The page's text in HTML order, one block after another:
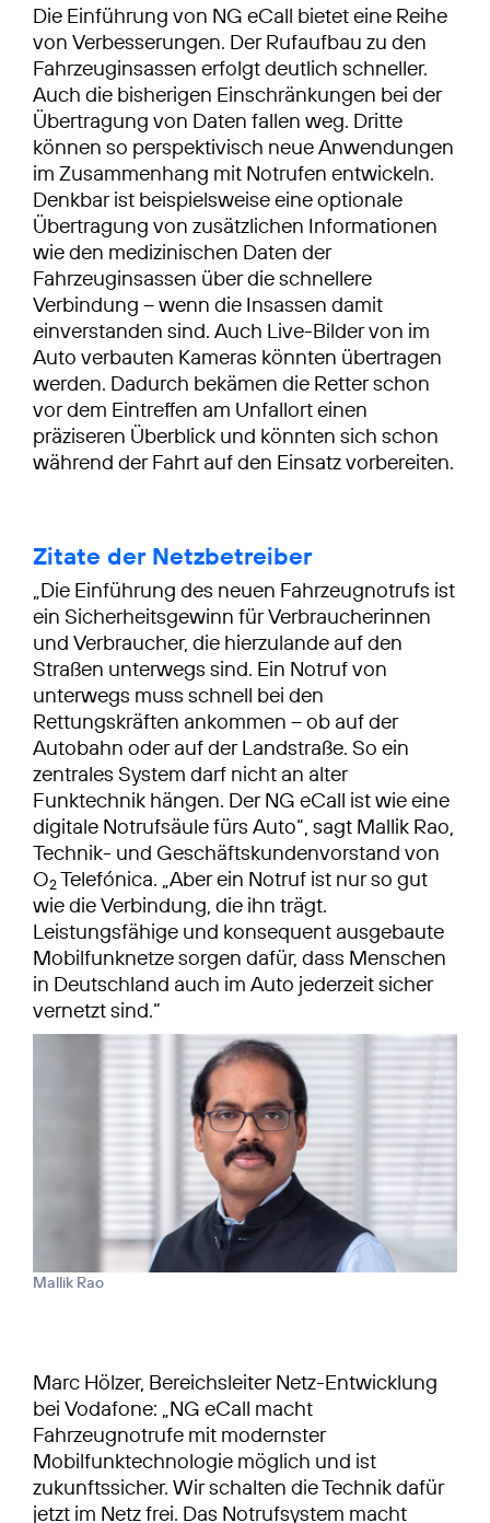
Die Einführung von NG eCall bietet eine Reihe
von Verbesserungen. Der Rufaufbau zu den
Fahrzeuginsassen erfolgt deutlich schneller.
Auch die bisherigen Einschränkungen bei der
Übertragung von Daten fallen weg. Dritte
können so perspektivisch neue Anwendungen
im Zusammenhang mit Notrufen entwickeln.
Denkbar ist beispielsweise eine optionale
Übertragung von zusätzlichen Informationen
wie den medizinischen Daten der
Fahrzeuginsassen über die schnellere
Verbindung – wenn die Insassen damit
einverstanden sind. Auch Live-Bilder von im
Auto verbauten Kameras könnten übertragen
werden. Dadurch bekämen die Retter schon
vor dem Eintreffen am Unfallort einen
präziseren Überblick und könnten sich schon
während der Fahrt auf den Einsatz vorbereiten.
Zitate der Netzbetreiber
„Die Einführung des neuen Fahrzeugnotrufs ist
ein Sicherheitsgewinn für Verbraucherinnen
und Verbraucher, die hierzulande auf den
Straßen unterwegs sind. Ein Notruf von
unterwegs muss schnell bei den
Rettungskräften ankommen – ob auf der
Autobahn oder auf der Landstraße. So ein
zentrales System darf nicht an alter
Funktechnik hängen. Der NG eCall ist wie eine
digitale Notrufsäule fürs Auto“, sagt Mallik Rao,
Technik- und Geschäftskundenvorstand von
O2Telefónica. „Aber ein Notruf ist nur so gut
wie die Verbindung, die ihn trägt.
Leistungsfähige und konsequent ausgebaute
Mobilfunknetze sorgen dafür, dass Menschen
in Deutschland auch im Auto jederzeit sicher
vernetzt sind.“
Mallik Rao
Marc Hölzer, Bereichsleiter Netz-Entwicklung
bei Vodafone: „NG eCall macht
Fahrzeugnotrufe mit modernster
Mobilfunktechnologie möglich und ist
zukunftssicher. Wir schalten die Technik dafür
jetzt im Netz frei. Das Notrufsystem macht